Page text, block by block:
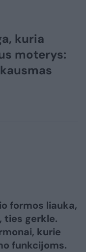
kuria
moterys:
formos liauka,
ties gerkle.
kurie
funkcijoms.